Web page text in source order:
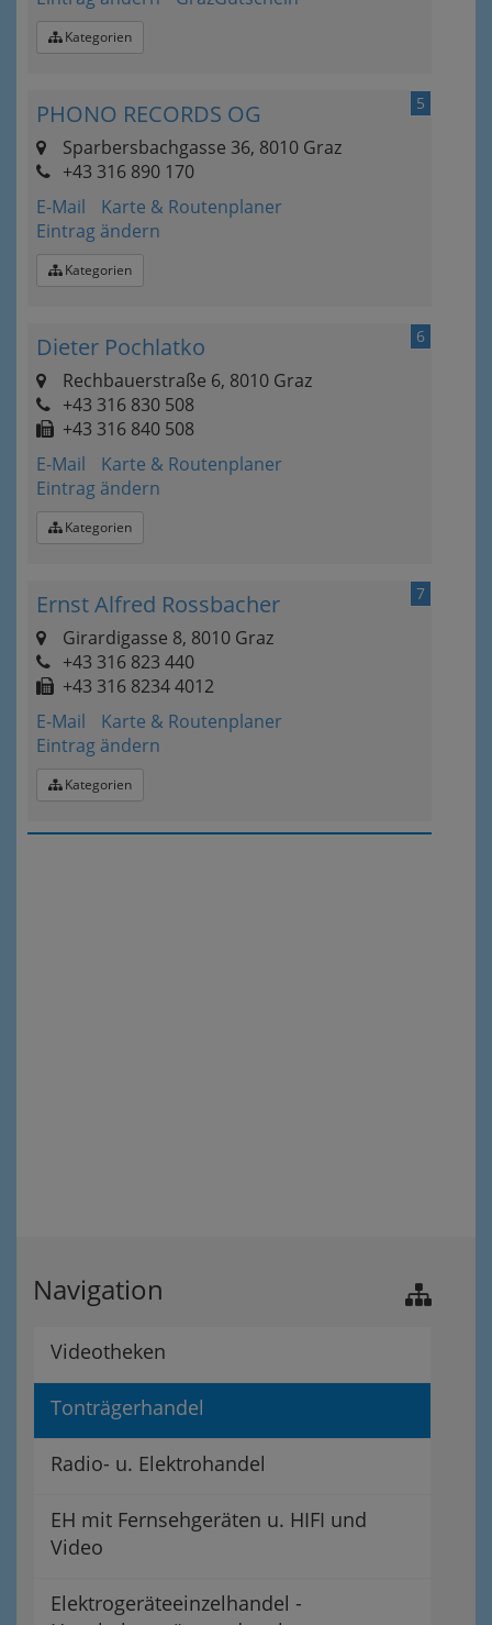
Kategorien
5
PHONO RECORDS OG
Sparbersbachgasse 36, 8010 Graz
+43 316 890 170
E-Mail
Karte & Routenplaner
Eintrag ändern
Kategorien
6
Dieter Pochlatko
Rechbauerstraße 6, 8010 Graz
+43 316 830 508
+43 316 840 508
E-Mail
Karte & Routenplaner
Eintrag ändern
Kategorien
7
Ernst Alfred Rossbacher
Girardigasse 8, 8010 Graz
+43 316 823 440
+43 316 8234 4012
E-Mail
Karte & Routenplaner
Eintrag ändern
Kategorien
Navigation
Videotheken
Tonträgerhandel
Radio- u. Elektrohandel
EH mit Fernsehgeräten u. HIFI und
Video
Elektrogeräteeinzelhandel -